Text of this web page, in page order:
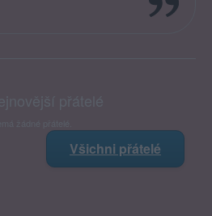
Všichni přátelé